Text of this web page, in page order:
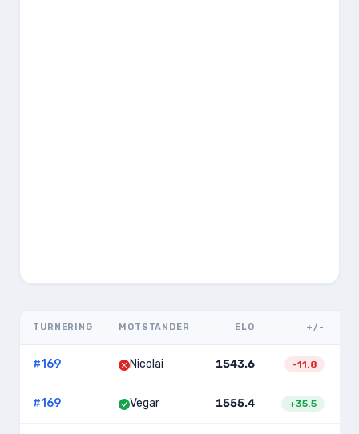
TURNERING MOTSTANDER ELO +/-
#169 Nicolai 1543.6 -11.8
#169 Vegar 1555.4 +35.5